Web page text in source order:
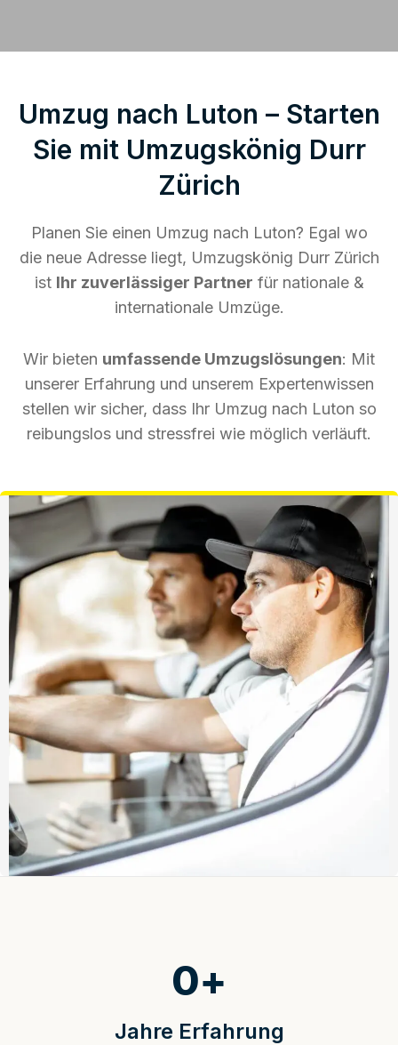
Umzug nach Luton – Starten
Sie mit Umzugskönig Durr
Zürich
Planen Sie einen Umzug nach Luton? Egal wo
die neue Adresse liegt, Umzugskönig Durr Zürich
ist Ihr zuverlässiger Partner für nationale &
internationale Umzüge.
Wir bieten umfassende Umzugslösungen: Mit
unserer Erfahrung und unserem Expertenwissen
stellen wir sicher, dass Ihr Umzug nach Luton so
reibungslos und stressfrei wie möglich verläuft.
Jahre Erfahrung
0+